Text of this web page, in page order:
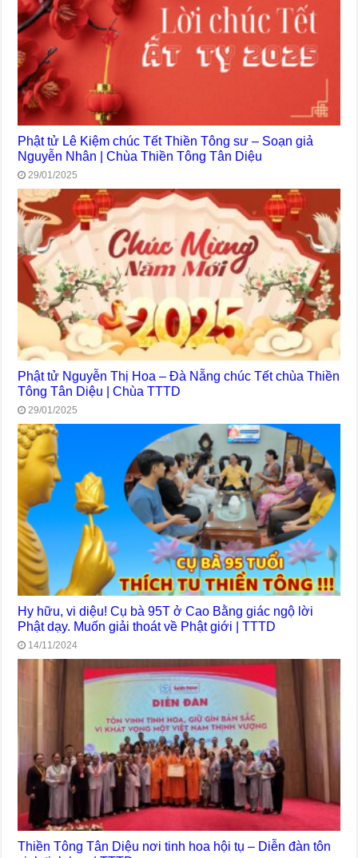
Phật tử Lê Kiệm chúc Tết Thiền Tông sư – Soạn giả
Nguyễn Nhân | Chùa Thiền Tông Tân Diệu
29/01/2025
Phật tử Nguyễn Thị Hoa – Đà Nẵng chúc Tết chùa Thiền
Tông Tân Diệu | Chùa TTTD
29/01/2025
Hy hữu, vi diệu! Cụ bà 95T ở Cao Bằng giác ngộ lời
Phật dạy. Muốn giải thoát về Phật giới | TTTD
14/11/2024
Thiền Tông Tân Diệu nơi tinh hoa hội tụ – Diễn đàn tôn